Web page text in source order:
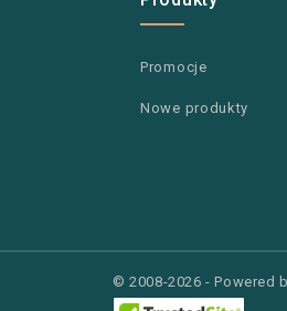
Promocje
Nowe produkty
© 2008-2026 - Powered